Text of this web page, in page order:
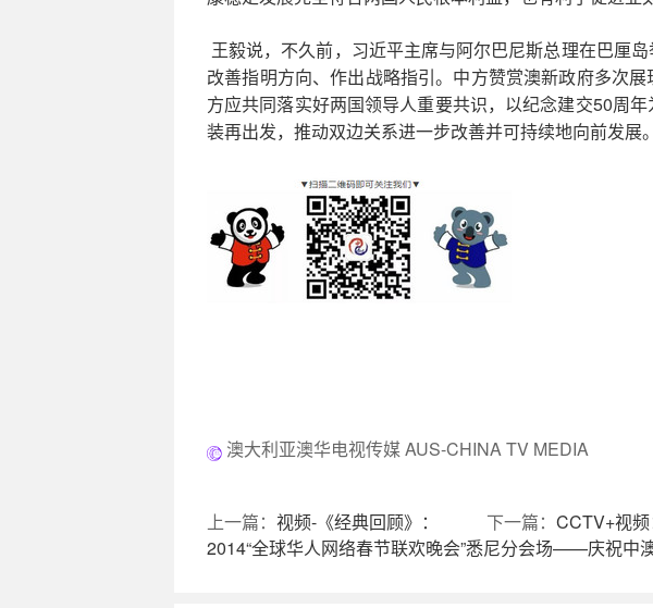
王毅说，不久前，习近平主席与阿尔巴尼斯总理在巴厘
改善指明方向、作出战略指引。中方赞赏澳新政府多次
方应共同落实好两国领导人重要共识，以纪念建交50周
装再出发，推动双边关系进一步改善并可持续地向前发展。
澳大利亚澳华电视传媒 AUS-CHINA TV MEDIA
下一篇： CCTV+视
上一篇： 视频-《经典回顾》：
2014“全球华人网络春节联欢晚会”悉尼分会场——庆祝中